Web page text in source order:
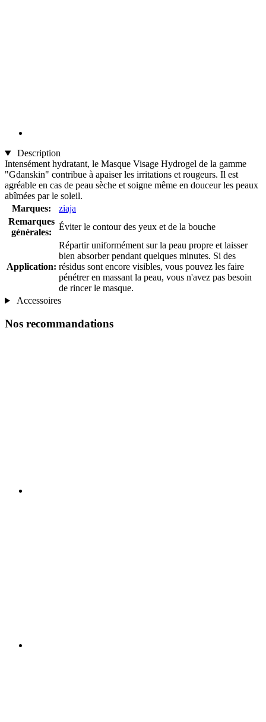
Description
Intensément hydratant, le Masque Visage Hydrogel de la gamme
"Gdanskin" contribue à apaiser les irritations et rougeurs. Il est
agréable en cas de peau sèche et soigne même en douceur les peaux
abîmées par le soleil.
Marques:
ziaja
Remarques
générales:
Éviter le contour des yeux et de la bouche
Application:
Répartir uniformément sur la peau propre et laisser
bien absorber pendant quelques minutes. Si des
résidus sont encore visibles, vous pouvez les faire
pénétrer en massant la peau, vous n'avez pas besoin
de rincer le masque.
Accessoires
Nos recommandations